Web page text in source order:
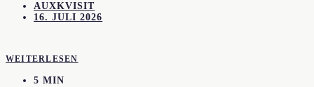
AUXKVISIT
16. JULI 2026
WEITERLESEN
5 MIN